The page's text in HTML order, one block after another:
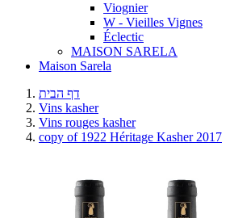
Viognier
W - Vieilles Vignes
Éclectic
MAISON SARELA
Maison Sarela
דף הבית
Vins kasher
Vins rouges kasher
copy of 1922 Héritage Kasher 2017